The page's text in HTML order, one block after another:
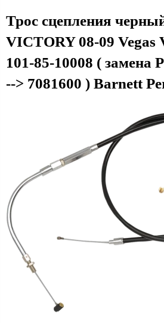
Трос сцепления
VICTORY 08-09 Vegas
101-85-10008 ( замена
--> 7081600 ) Barnett